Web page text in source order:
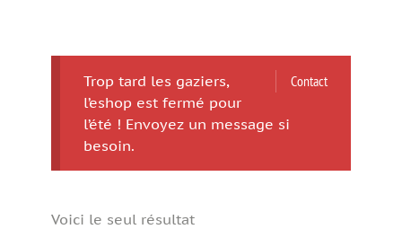
Contact
Trop tard les gaziers,
l’eshop est fermé pour
l’été ! Envoyez un message si
besoin.
Voici le seul résultat